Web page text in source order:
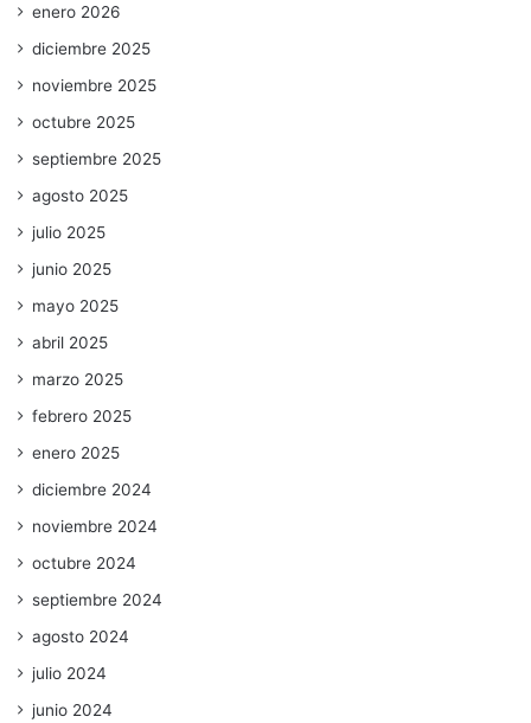
enero 2026
diciembre 2025
noviembre 2025
octubre 2025
septiembre 2025
agosto 2025
julio 2025
junio 2025
mayo 2025
abril 2025
marzo 2025
febrero 2025
enero 2025
diciembre 2024
noviembre 2024
octubre 2024
septiembre 2024
agosto 2024
julio 2024
junio 2024